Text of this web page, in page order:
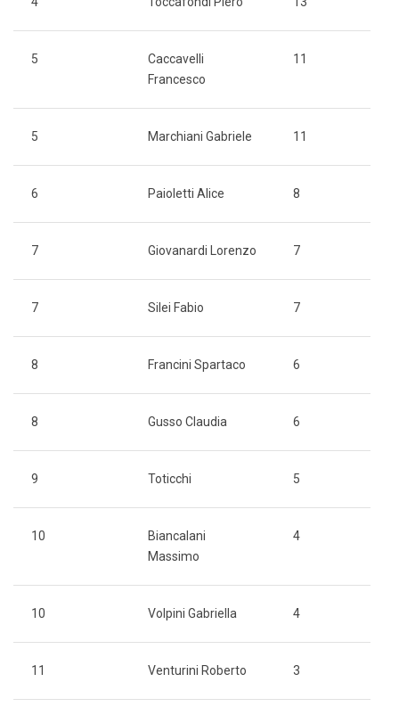
5
Caccavelli
Francesco
11
5 Marchiani Gabriele 11
6 Paioletti Alice 8
7 Giovanardi Lorenzo 7
7 Silei Fabio 7
8 Francini Spartaco 6
8 Gusso Claudia 6
9 Toticchi 5
10
Biancalani
Massimo
4
10 Volpini Gabriella 4
11 Venturini Roberto 3